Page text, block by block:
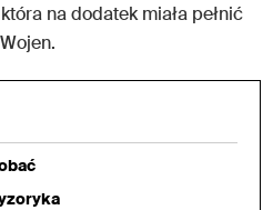
na dodatek miała pełnić